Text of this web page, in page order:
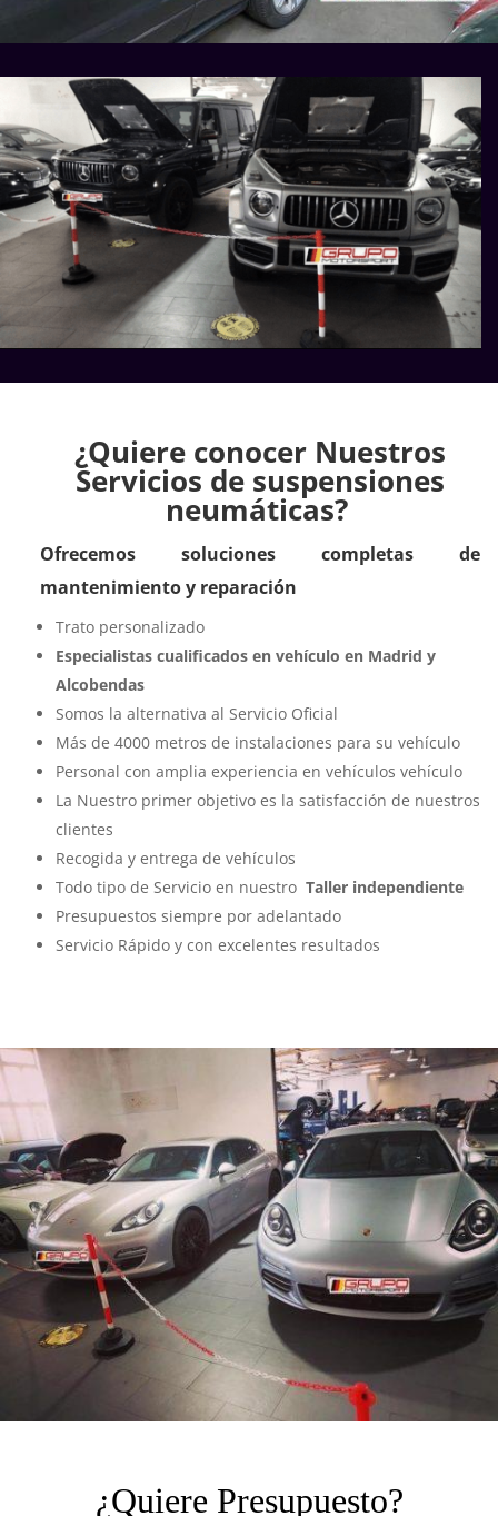
¿Quiere conocer Nuestros
Servicios de suspensiones
neumáticas?
Ofrecemos soluciones completas de
mantenimiento y reparación
Trato personalizado
Especialistas cualificados en vehículo en Madrid y
Alcobendas
Somos la alternativa al Servicio Oficial
Más de 4000 metros de instalaciones para su vehículo
Personal con amplia experiencia en vehículos vehículo
La Nuestro primer objetivo es la satisfacción de nuestros
clientes
Recogida y entrega de vehículos
Todo tipo de Servicio en nuestro Taller independiente
Presupuestos siempre por adelantado
Servicio Rápido y con excelentes resultados
¿Quiere Presupuesto?